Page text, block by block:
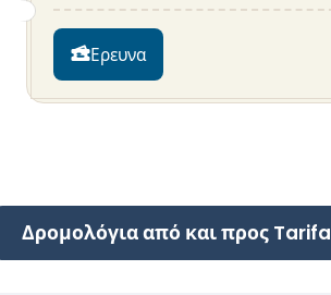
Ερευνα
Δρομολόγια από και προς Tarifa